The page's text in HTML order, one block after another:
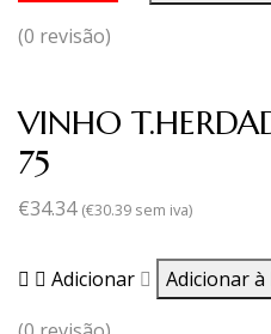
(0 revisão)
VINHO
75
€34.34 (€30.39 sem iva)
Adicionar Adicionar à